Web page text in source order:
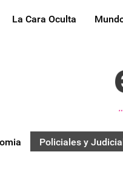
La Cara Oculta
Policiales y